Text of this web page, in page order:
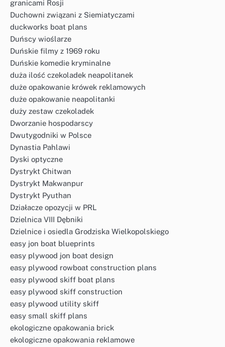
granicami Rosji
Duchowni związani z Siemiatyczami
duckworks boat plans
Duńscy wioślarze
Duńskie filmy z 1969 roku
Duńskie komedie kryminalne
duża ilość czekoladek neapolitanek
duże opakowanie krówek reklamowych
duże opakowanie neapolitanki
duży zestaw czekoladek
Dworzanie hospodarscy
Dwutygodniki w Polsce
Dynastia Pahlawi
Dyski optyczne
Dystrykt Chitwan
Dystrykt Makwanpur
Dystrykt Pyuthan
Działacze opozycji w PRL
Dzielnica VIII Dębniki
Dzielnice i osiedla Grodziska Wielkopolskiego
easy jon boat blueprints
easy plywood jon boat design
easy plywood rowboat construction plans
easy plywood skiff boat plans
easy plywood skiff construction
easy plywood utility skiff
easy small skiff plans
ekologiczne opakowania brick
ekologiczne opakowania reklamowe